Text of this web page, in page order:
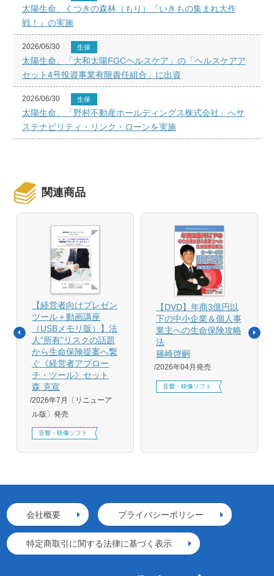
太陽生命、くつきの森林（もり）『いきもの集まれ大作
戦！』の実施
2026/06/30 生保
太陽生命、「大和太陽FGCヘルスケア」の「ヘルスケアア
セット4号投資事業有限責任組合」に出資
2026/06/30 生保
太陽生命、「野村不動産ホールディングス株式会社」へサ
ステナビリティ・リンク・ローンを実施
関連商品
【経営者向けプレゼン
ツール＋動画講座
（USBメモリ版）】法
人“所有”リスクの話題
から生命保険提案へ繋
ぐ《経営者アプロー
チ・ツール》セット
森 克宣
2026年7月〔リニューア
ル版〕発売
音響・映像ソフト
【DVD】年商3億円以
下の中小企業＆個人事
業主への生命保険攻略
法
篠崎啓嗣
2026年04月発売
音響・映像ソフト
会社概要 プライバシーポリシー
特定商取引に関する法律に基づく表示